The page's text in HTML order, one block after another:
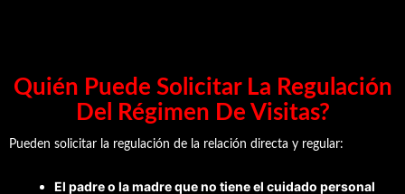
Quién Puede Solicitar La Regulación
Del Régimen De Visitas?
Pueden solicitar la regulación de la relación directa y regular:
El padre o la madre que no tiene el cuidado personal